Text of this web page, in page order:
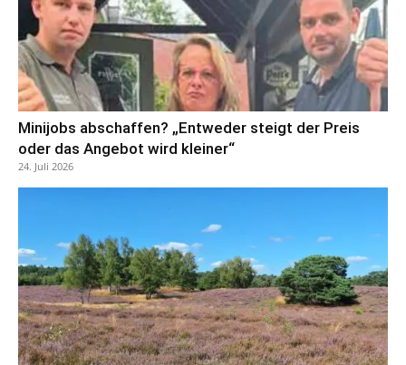
Minijobs abschaffen? „Entweder steigt der Preis
oder das Angebot wird kleiner“
24. Juli 2026